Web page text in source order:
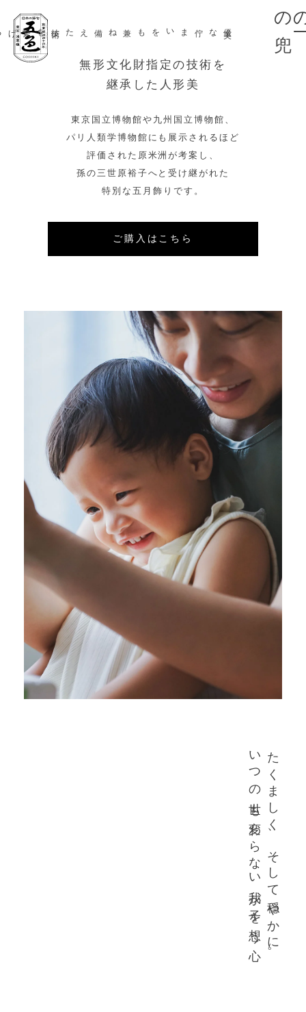
兜
優美な佇まいをも兼ね備えた
無形文化財指定の技術を
継承した人形美
東京国立博物館や九州国立博物館、
パリ人類学博物館にも展示されるほど
評価された原米洲が考案し、
孫の三世原裕子へと受け継がれた
特別な五月飾りです。
ご購入はこちら
たくましく、そして穏やかに。
いつの世も変わらない我が子を想う心